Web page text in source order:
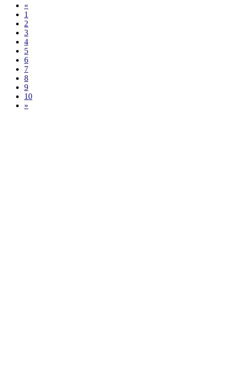
«
1
2
3
4
5
6
7
8
9
10
»